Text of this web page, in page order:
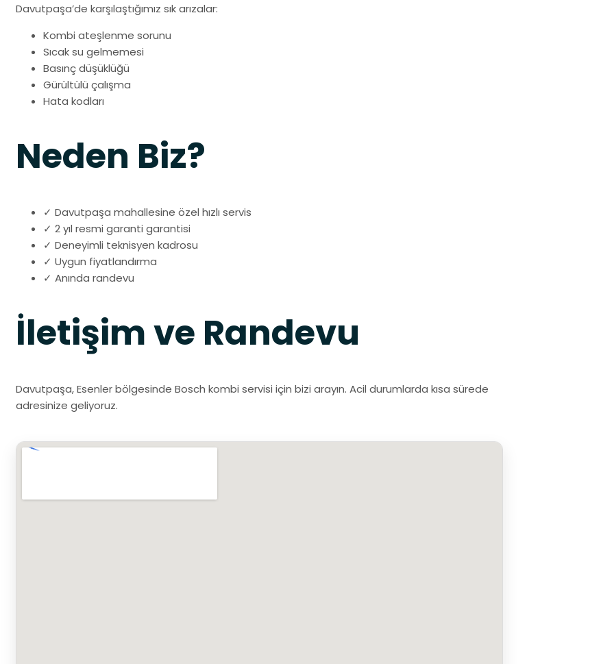
Davutpaşa’de karşılaştığımız sık arızalar:
Kombi ateşlenme sorunu
Sıcak su gelmemesi
Basınç düşüklüğü
Gürültülü çalışma
Hata kodları
Neden Biz?
✓ Davutpaşa mahallesine özel hızlı servis
✓ 2 yıl resmi garanti garantisi
✓ Deneyimli teknisyen kadrosu
✓ Uygun fiyatlandırma
✓ Anında randevu
İletişim ve Randevu
Davutpaşa, Esenler bölgesinde Bosch kombi servisi için bizi arayın. Acil durumlarda kısa sürede
adresinize geliyoruz.